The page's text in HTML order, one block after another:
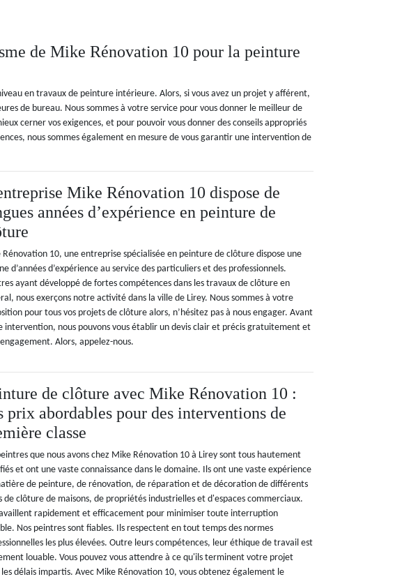
de Mike Rénovation 10 pour la peinture
en travaux de peinture intérieure. Alors, si vous avez un projet y afférent,
de bureau. Nous sommes à votre service pour vous donner le meilleur de
cerner vos exigences, et pour pouvoir vous donner des conseils appropriés
nous sommes également en mesure de vous garantir une intervention de
Mike Rénovation 10 dispose de
années d’expérience en peinture de
Rénovation 10, une entreprise spécialisée en peinture de clôture dispose une
d’années d’expérience au service des particuliers et des professionnels.
ayant développé de fortes compétences dans les travaux de clôture en
nous exerçons notre activité dans la ville de Lirey. Nous sommes à votre
pour tous vos projets de clôture alors, n’hésitez pas à nous engager. Avant
intervention, nous pouvons vous établir un devis clair et précis gratuitement et
engagement. Alors, appelez-nous.
de clôture avec Mike Rénovation 10 :
prix abordables pour des interventions de
classe
que nous avons chez Mike Rénovation 10 à Lirey sont tous hautement
et ont une vaste connaissance dans le domaine. Ils ont une vaste expérience
de peinture, de rénovation, de réparation et de décoration de différents
de clôture de maisons, de propriétés industrielles et d'espaces commerciaux.
rapidement et efficacement pour minimiser toute interruption
Nos peintres sont fiables. Ils respectent en tout temps des normes
les plus élevées. Outre leurs compétences, leur éthique de travail est
louable. Vous pouvez vous attendre à ce qu'ils terminent votre projet
les délais impartis. Avec Mike Rénovation 10, vous obtenez également le